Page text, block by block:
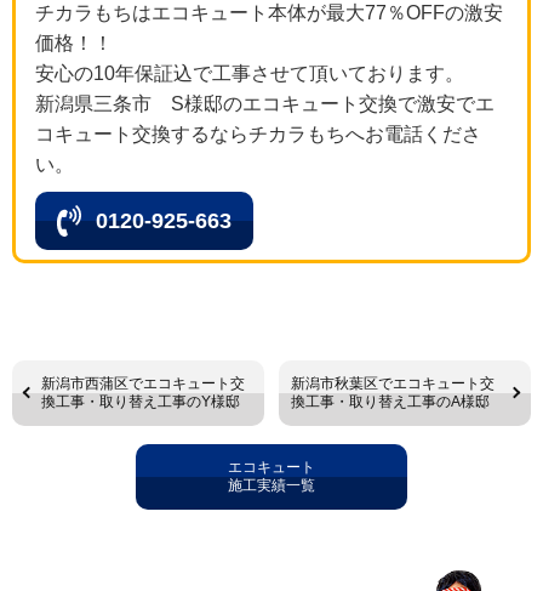
チカラもちはエコキュート本体が最大77％OFFの激安
価格！！
安心の10年保証込で工事させて頂いております。
新潟県三条市 S様邸のエコキュート交換で激安でエ
コキュート交換するならチカラもちへお電話くださ
い。
0120-925-663
新潟市西蒲区でエコキュート交
換工事・取り替え工事のY様邸
新潟市秋葉区でエコキュート交
換工事・取り替え工事のA様邸
エコキュート
施工実績一覧